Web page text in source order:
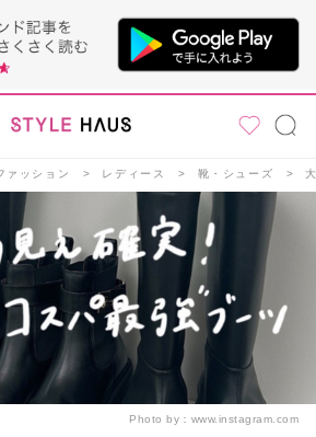
ァッション レディース 靴・シューズ
Photo by： www.instagram.com